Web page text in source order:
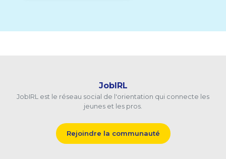
JobIRL
JobIRL est le réseau social de l'orientation qui connecte les
jeunes et les pros.
Rejoindre la communauté